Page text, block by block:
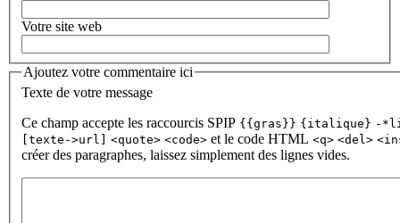
Votre site web
Ajoutez votre commentaire ici
Texte de votre message
Ce champ accepte les raccourcis SPIP {{gras}} {italique} -
[texte->url]
<quote> <code> et le code HTML <q> <del>
créer des paragraphes, laissez simplement des lignes vides.